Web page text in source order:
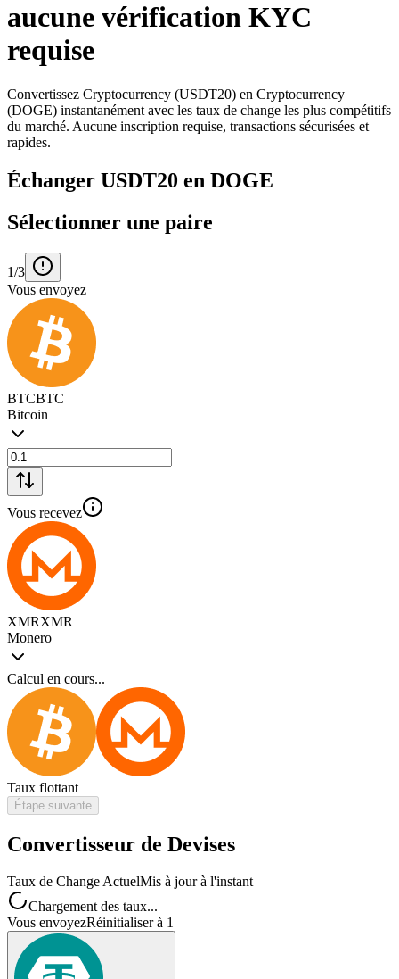
aucune vérification KYC
requise
Convertissez Cryptocurrency (USDT20) en Cryptocurrency
(DOGE) instantanément avec les taux de change les plus compétitifs
du marché. Aucune inscription requise, transactions sécurisées et
rapides.
Échanger USDT20 en DOGE
Sélectionner une paire
1/3
Vous envoyez
BTCBTC
Bitcoin
Vous recevez
XMRXMR
Monero
Calcul en cours...
Taux flottant
Étape suivante
Convertisseur de Devises
Taux de Change ActuelMis à jour à l'instant
Chargement des taux...
Vous envoyezRéinitialiser à 1